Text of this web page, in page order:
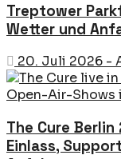
Treptower
Wetter und
20. Juli 2026 -
The Cure
Einlass,